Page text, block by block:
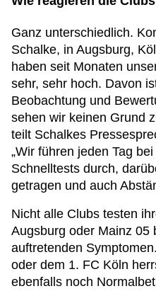
Ganz unterschiedlich.
Schalke, in Augsburg,
haben seit Monaten
sehr, sehr hoch. Davon
Beobachtung und
sehen wir keinen Grund
teilt Schalkes
„Wir führen jeden Tag
Schnelltests durch,
getragen und auch
Nicht alle Clubs testen
Augsburg oder Mainz 05
auftretenden
oder dem 1. FC Köln
ebenfalls noch